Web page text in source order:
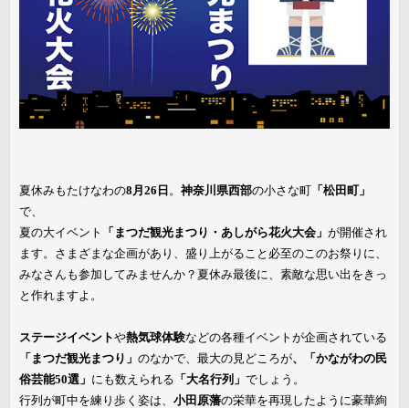
夏休みもたけなわの8月26日 。 神奈川県西部の小さな町 「松田町」
で、
夏の大イベント
「まつだ観光まつり・あしがら花火大会」 が開催され
ます。さまざまな企画があり、盛り上がること必至のこのお祭りに、
みなさんも参加してみませんか？夏休み最後に、素敵な思い出をきっ
と作れますよ。
ステージイベントや熱気球体験などの各種イベントが企画されている
「まつだ観光まつり」 のなかで、最大の見どころが、「かながわの民
俗芸能50選」 にも数えられる 「大名行列」 でしょう。
行列が町中を練り歩く姿は、 小田原藩の栄華を再現したように豪華絢